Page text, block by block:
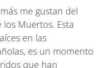
me gustan del
Muertos. Esta
en las
es un momento
que han